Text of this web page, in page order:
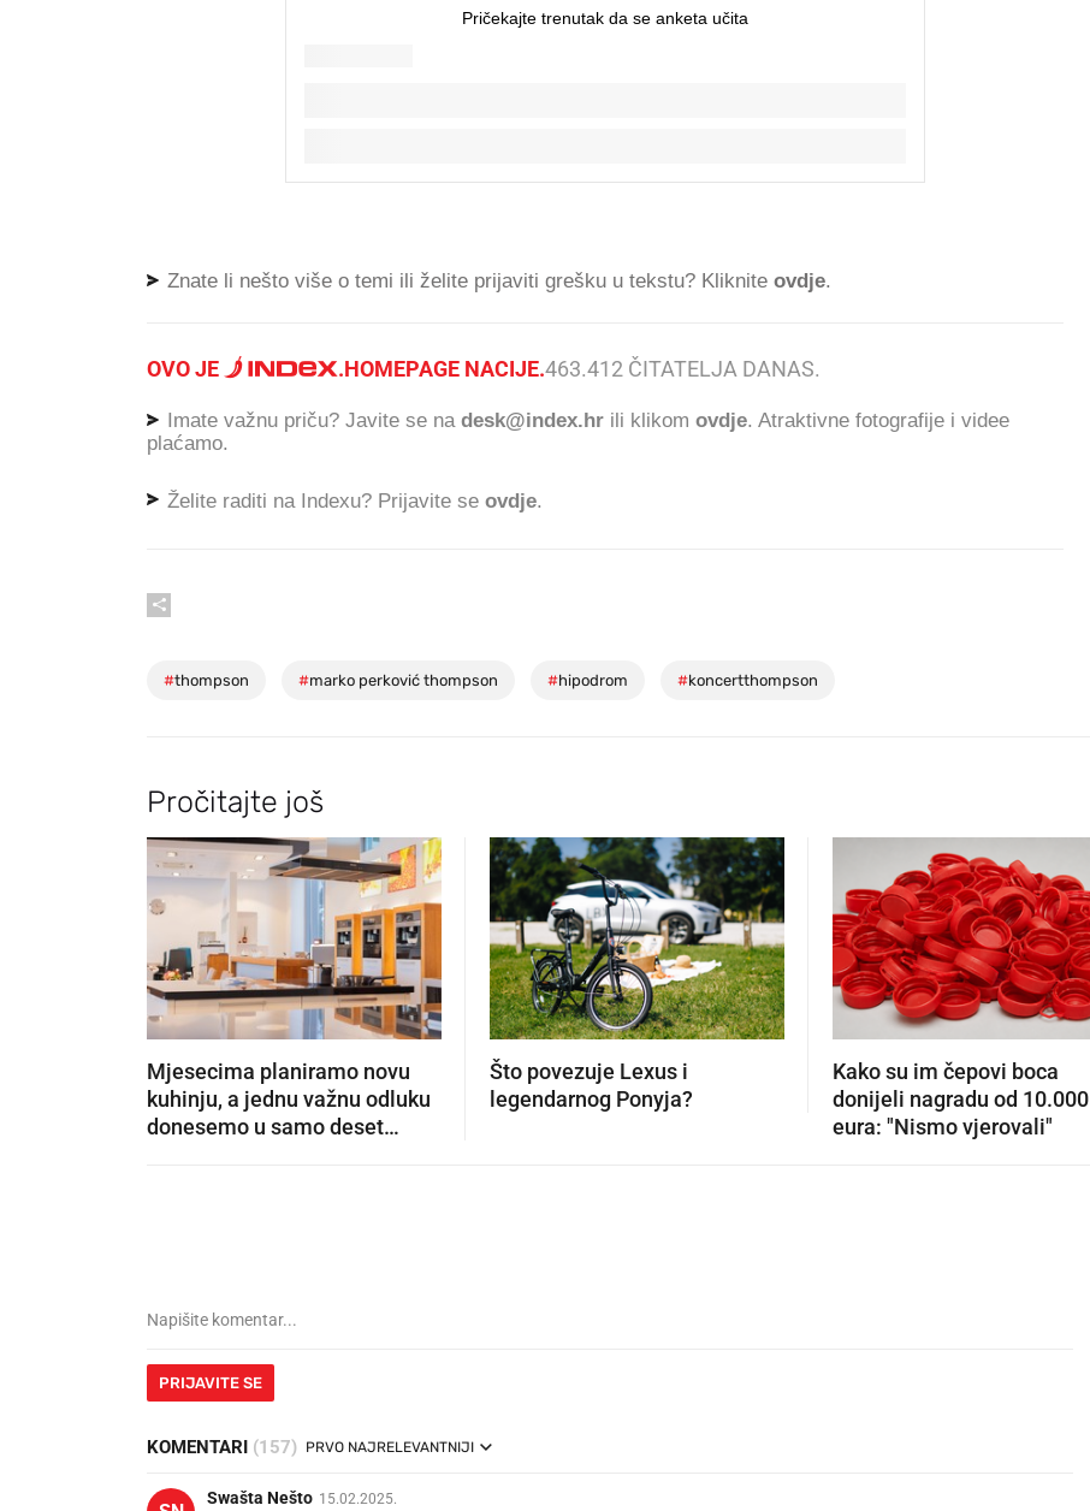
Znate li nešto više o temi ili želite prijaviti grešku u tekstu? Kliknite ovdje.
OVO JE .HOMEPAGE NACIJE.463.412 ČITATELJA DANAS.
Imate važnu priču? Javite se na desk@index.hr ili klikom ovdje. Atraktivne fotografije i videe
plaćamo.
Želite raditi na Indexu? Prijavite se ovdje.
#thompson #marko perković thompson #hipodrom #koncertthompson
Pročitajte još
Mjesecima planiramo novu
kuhinju, a jednu važnu odluku
donesemo u samo deset
Što povezuje Lexus i
legendarnog Ponyja?
Kako su im čepovi boca
donijeli nagradu od 10.000
eura: "Nismo vjerovali"
PRIJAVITE SE
KOMENTARI (157) PRVO NAJRELEVANTNIJI
Swašta Nešto 15.02.2025.